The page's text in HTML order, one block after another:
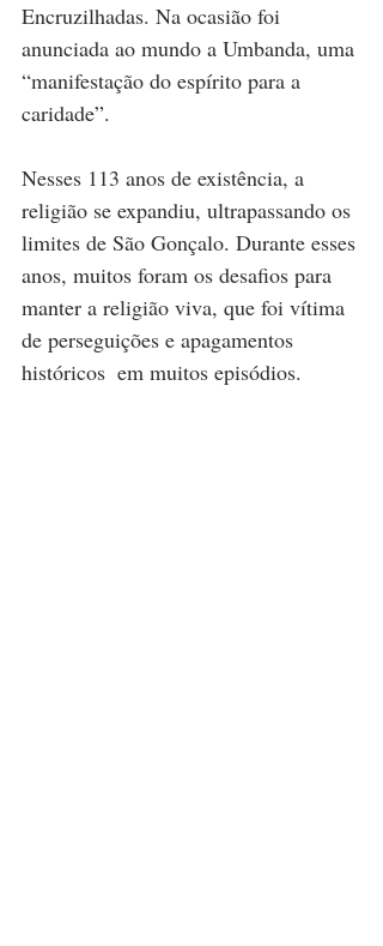
Encruzilhadas. Na ocasião foi
anunciada ao mundo a Umbanda, uma
“manifestação do espírito para a
caridade”.
Nesses 113 anos de existência, a
religião se expandiu, ultrapassando os
limites de São Gonçalo. Durante esses
anos, muitos foram os desafios para
manter a religião viva, que foi vítima
de perseguições e apagamentos
históricos  em muitos episódios.